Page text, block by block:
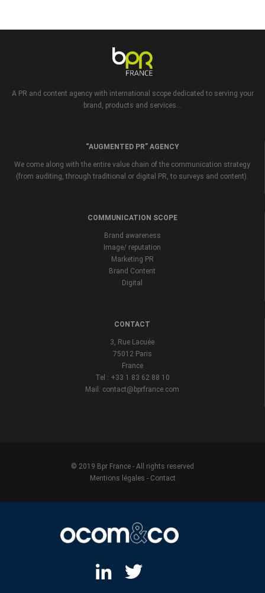
A PR and content agency with international scope dedicated to serving your
brand, products and services...
“AUGMENTED PR” AGENCY
We come along with the entire value chain of the communication strategy
(from auditing, through traditional or digital PR, to surveys and content).
COMMUNICATION SCOPE
Brand awareness
Image/ reputation
Marketing PR
Brand Content
Digital
CONTACT
3, Rue Lacuée
75012 Paris
France
Tel : +33 1 83 62 88 10
Mail: contact@bprfrance.com
© 2019 Bpr France - All rights reserved
Mentions légales - Contact